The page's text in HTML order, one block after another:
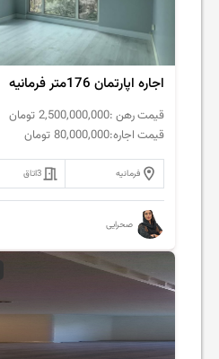
اجاره اپارتمان 176متر فرمانیه
قیمت رهن :2,500,000,000 تومان
قیمت اجاره:80,000,000 تومان
فرمانیه 3اتاق
صحرایی